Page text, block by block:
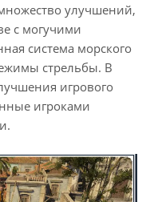
улучшений,
с могучими
система морского
стрельбы. В
игрового
игроками